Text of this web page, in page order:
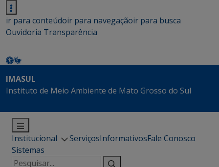
ir para conteúdoir para navegaçãoir para busca
Ouvidoria Transparência
IMASUL
Instituto de Meio Ambiente de Mato Grosso do Sul
Institucional ServiçosInformativosFale Conosco
Sistemas
Pesquisar